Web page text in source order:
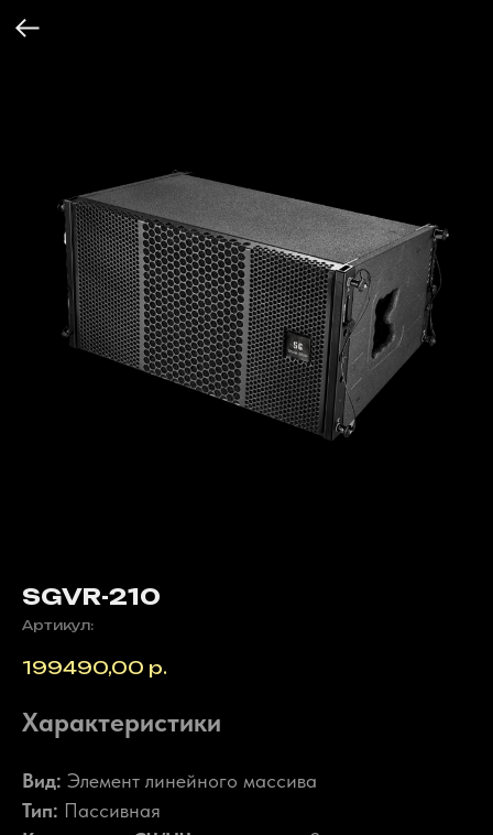
SGVR-210
Артикул:
199490,00 р.
Характеристики
Вид: Элемент линейного массива
Тип: Пассивная